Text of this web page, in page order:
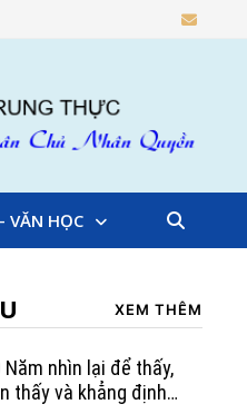
VĂN HỌC
XEM THÊM
Năm nhìn lại để thấy,
thấy và khẳng định…